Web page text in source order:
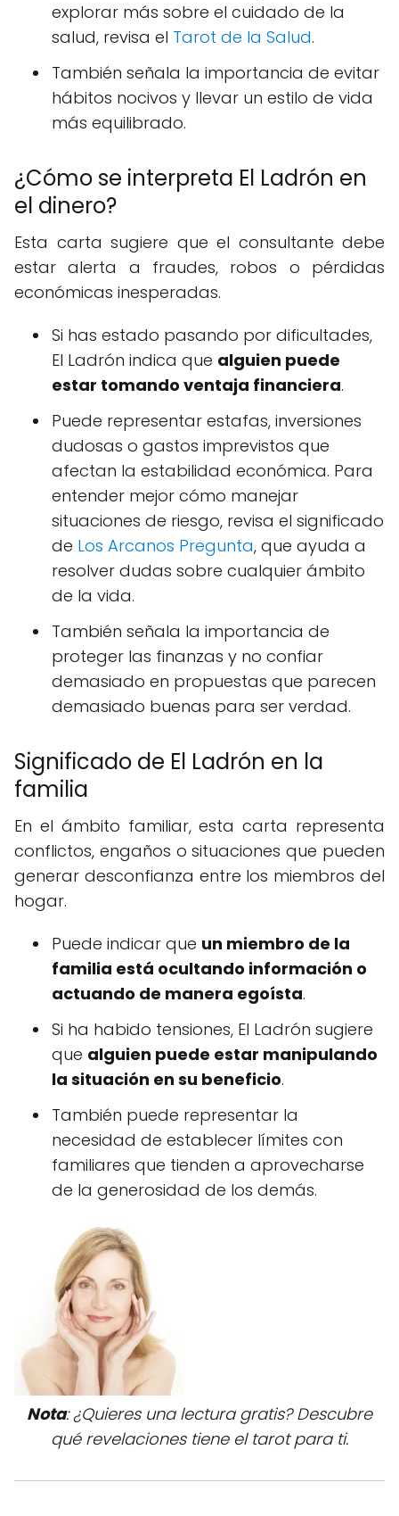
explorar más sobre el cuidado de la
salud, revisa el Tarot de la Salud.
También señala la importancia de evitar
hábitos nocivos y llevar un estilo de vida
más equilibrado.
¿Cómo se interpreta El Ladrón en
el dinero?
Esta carta sugiere que el consultante debe
estar alerta a fraudes, robos o pérdidas
económicas inesperadas.
Si has estado pasando por dificultades,
El Ladrón indica que alguien puede
estar tomando ventaja financiera.
Puede representar estafas, inversiones
dudosas o gastos imprevistos que
afectan la estabilidad económica. Para
entender mejor cómo manejar
situaciones de riesgo, revisa el significado
de Los Arcanos Pregunta, que ayuda a
resolver dudas sobre cualquier ámbito
de la vida.
También señala la importancia de
proteger las finanzas y no confiar
demasiado en propuestas que parecen
demasiado buenas para ser verdad.
Significado de El Ladrón en la
familia
En el ámbito familiar, esta carta representa
conflictos, engaños o situaciones que pueden
generar desconfianza entre los miembros del
hogar.
Puede indicar que un miembro de la
familia está ocultando información o
actuando de manera egoísta.
Si ha habido tensiones, El Ladrón sugiere
que alguien puede estar manipulando
la situación en su beneficio.
También puede representar la
necesidad de establecer límites con
familiares que tienden a aprovecharse
de la generosidad de los demás.
Nota: ¿Quieres una lectura gratis? Descubre
qué revelaciones tiene el tarot para ti.